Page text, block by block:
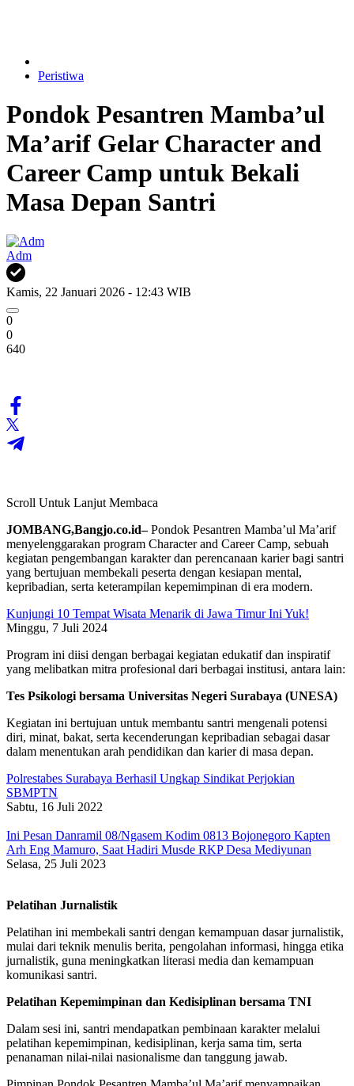
Peristiwa
Pondok Pesantren Mamba’ul
Ma’arif Gelar Character and
Career Camp untuk Bekali
Masa Depan Santri
Adm
Kamis, 22 Januari 2026 - 12:43 WIB
0
0
640
Scroll Untuk Lanjut Membaca
JOMBANG,Bangjo.co.id–Pondok Pesantren Mamba’ul Ma’arif
menyelenggarakan program Character and Career Camp, sebuah
kegiatan pengembangan karakter dan perencanaan karier bagi santri
yang bertujuan membekali peserta dengan kesiapan mental,
kepribadian, serta keterampilan kepemimpinan di era modern.
Kunjungi 10 Tempat Wisata Menarik di Jawa Timur Ini Yuk!
Minggu, 7 Juli 2024
Program ini diisi dengan berbagai kegiatan edukatif dan inspiratif
yang melibatkan mitra profesional dari berbagai institusi, antara lain:
Tes Psikologi bersama Universitas Negeri Surabaya (UNESA)
Kegiatan ini bertujuan untuk membantu santri mengenali potensi
diri, minat, bakat, serta kecenderungan kepribadian sebagai dasar
dalam menentukan arah pendidikan dan karier di masa depan.
Polrestabes Surabaya Berhasil Ungkap Sindikat Perjokian
SBMPTN
Sabtu, 16 Juli 2022
Ini Pesan Danramil 08/Ngasem Kodim 0813 Bojonegoro Kapten
Arh Eng Mamuro, Saat Hadiri Musde RKP Desa Mediyunan
Selasa, 25 Juli 2023
Pelatihan Jurnalistik
Pelatihan ini membekali santri dengan kemampuan dasar jurnalistik,
mulai dari teknik menulis berita, pengolahan informasi, hingga etika
jurnalistik, guna meningkatkan literasi media dan kemampuan
komunikasi santri.
Pelatihan Kepemimpinan dan Kedisiplinan bersama TNI
Dalam sesi ini, santri mendapatkan pembinaan karakter melalui
pelatihan kepemimpinan, kedisiplinan, kerja sama tim, serta
penanaman nilai-nilai nasionalisme dan tanggung jawab.